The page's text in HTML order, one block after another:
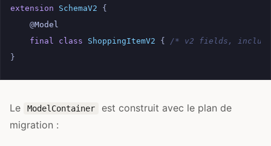
extension SchemaV2
{
@Model
final
class ShoppingItemV2 {
/* v2 fields,
}
Le ModelContainer
est construit avec le plan de
migration :